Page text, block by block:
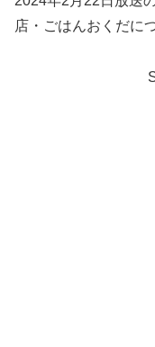
店・ごはんおくだに